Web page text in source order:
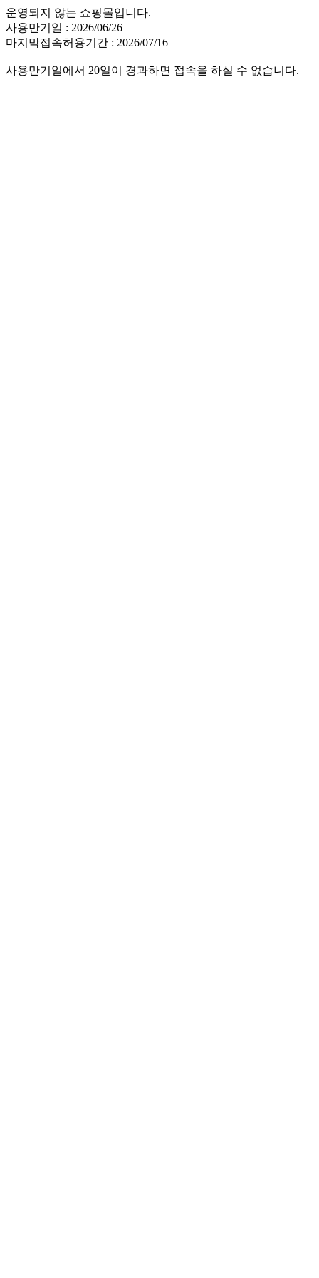
운영되지 않는 쇼핑몰입니다.
사용만기일 : 2026/06/26
마지막접속허용기간 : 2026/07/16
사용만기일에서 20일이 경과하면 접속을 하실 수 없습니다.